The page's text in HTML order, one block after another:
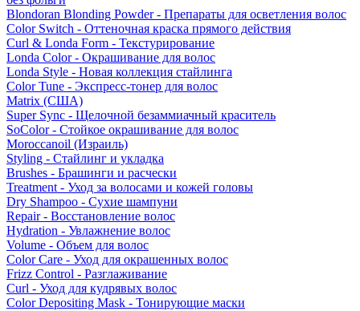
Blondoran Blonding Powder - Препараты для осветления волос
Color Switch - Оттеночная краска прямого действия
Curl & Londa Form - Текстурирование
Londa Color - Окрашивание для волос
Londa Style - Новая коллекция стайлинга
Color Tune - Экспресс-тонер для волос
Matrix (США)
Super Sync - Щелочной безаммиачный краситель
SoColor - Стойкое окрашивание для волос
Moroccanoil (Израиль)
Styling - Стайлинг и укладка
Brushes - Брашинги и расчески
Treatment - Уход за волосами и кожей головы
Dry Shampoo - Сухие шампуни
Repair - Восстановление волос
Hydration - Увлажнение волос
Volume - Объем для волос
Color Care - Уход для окрашенных волос
Frizz Control - Разглаживание
Curl - Уход для кудрявых волос
Color Depositing Mask - Тонирующие маски